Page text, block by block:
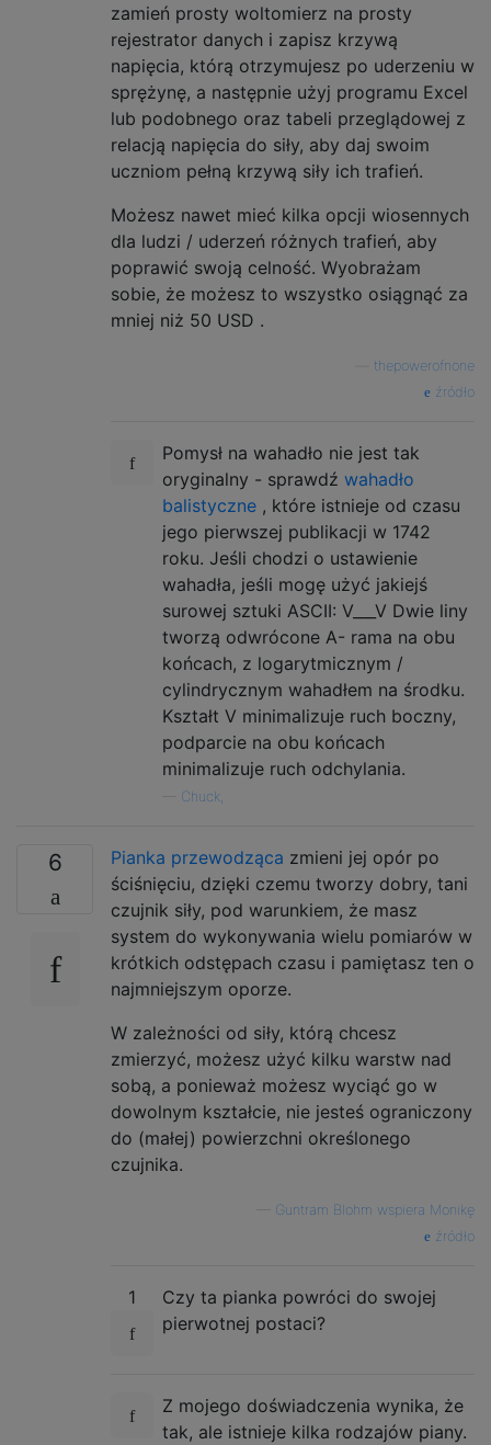
zamień prosty woltomierz na prosty
rejestrator danych i zapisz krzywą
napięcia, którą otrzymujesz po uderzeniu w
sprężynę, a następnie użyj programu Excel
lub podobnego oraz tabeli przeglądowej z
relacją napięcia do siły, aby daj swoim
uczniom pełną krzywą siły ich trafień.
Możesz nawet mieć kilka opcji wiosennych
dla ludzi / uderzeń różnych trafień, aby
poprawić swoją celność. Wyobrażam
sobie, że możesz to wszystko osiągnąć za
mniej niż 50 USD .
thepowerofnone
źródło
Pomysł na wahadło nie jest tak
oryginalny - sprawdź wahadło
balistyczne , które istnieje od czasu
jego pierwszej publikacji w 1742
roku. Jeśli chodzi o ustawienie
wahadła, jeśli mogę użyć jakiejś
surowej sztuki ASCII: V___V Dwie liny
tworzą odwrócone A- rama na obu
końcach, z logarytmicznym /
cylindrycznym wahadłem na środku.
Kształt V minimalizuje ruch boczny,
podparcie na obu końcach
minimalizuje ruch odchylania.
Chuck,
6 Pianka przewodząca zmieni jej opór po
ściśnięciu, dzięki czemu tworzy dobry, tani
czujnik siły, pod warunkiem, że masz
system do wykonywania wielu pomiarów w
krótkich odstępach czasu i pamiętasz ten o
najmniejszym oporze.
W zależności od siły, którą chcesz
zmierzyć, możesz użyć kilku warstw nad
sobą, a ponieważ możesz wyciąć go w
dowolnym kształcie, nie jesteś ograniczony
do (małej) powierzchni określonego
czujnika.
Guntram Blohm wspiera Monikę
źródło
1
Czy ta pianka powróci do swojej
pierwotnej postaci?
Z mojego doświadczenia wynika, że ​​
tak, ale istnieje kilka rodzajów piany.